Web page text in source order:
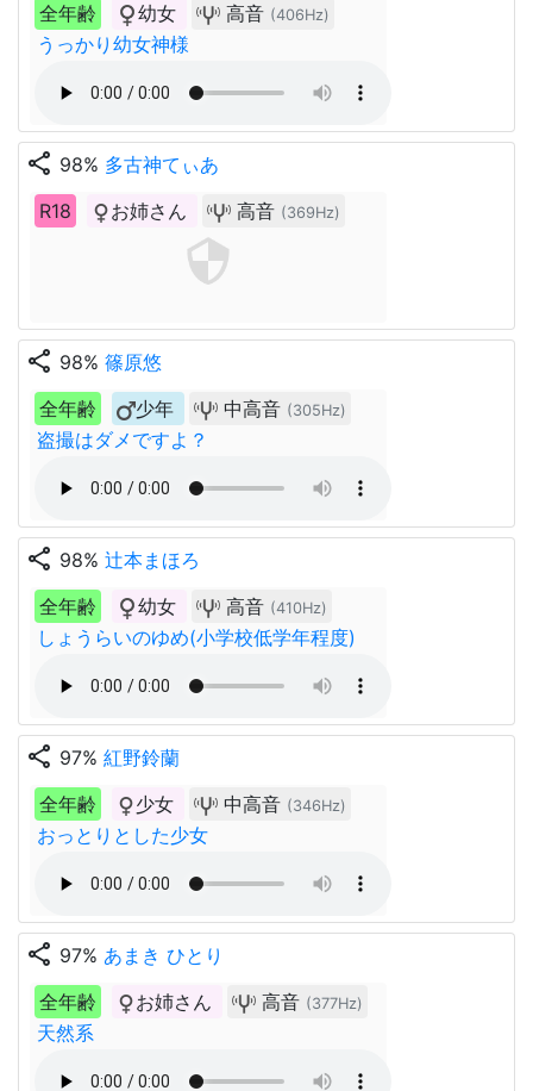
全年齢
幼女 高音 (406Hz)
うっかり幼女神様
share 98% 多古神てぃあ
R18
お姉さん 高音 (369Hz)
share 98% 篠原悠
全年齢
少年 中高音 (305Hz)
盗撮はダメですよ？
share 98% 辻本まほろ
全年齢
幼女 高音 (410Hz)
しょうらいのゆめ(小学校低学年程度)
share 97% 紅野鈴蘭
全年齢
少女 中高音 (346Hz)
おっとりとした少女
share 97% あまき ひとり
全年齢
お姉さん 高音 (377Hz)
天然系